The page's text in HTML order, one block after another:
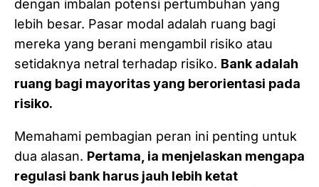
dengan imbalan potensi pertumbuhan yang
lebih besar. Pasar modal adalah ruang bagi
mereka yang berani mengambil risiko atau
setidaknya netral terhadap risiko. Bank adalah
ruang bagi mayoritas yang berorientasi pada
risiko.
Memahami pembagian peran ini penting untuk
dua alasan. Pertama, ia menjelaskan mengapa
regulasi bank harus jauh lebih ketat